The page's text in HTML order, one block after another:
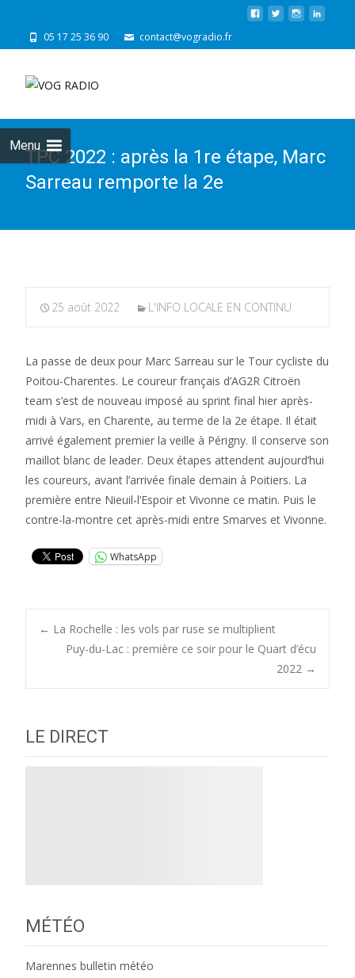
05 17 25 36 90 contact@vogradio.fr
Menu
TPC 2022 : après la 1re étape, Marc
Sarreau remporte la 2e
25 août 2022 L'INFO LOCALE EN CONTINU
La passe de deux pour Marc Sarreau sur le Tour cycliste du
Poitou-Charentes. Le coureur français d’AG2R Citroën
team s’est de nouveau imposé au sprint final hier après-
midi à Vars, en Charente, au terme de la 2e étape. Il était
arrivé également premier la veille à Périgny. Il conserve son
maillot blanc de leader. Deux étapes attendent aujourd’hui
les coureurs, avant l’arrivée finale demain à Poitiers. La
première entre Nieuil-l’Espoir et Vivonne ce matin. Puis le
contre-la-montre cet après-midi entre Smarves et Vivonne.
WhatsApp
Post
navigation
← La Rochelle : les vols par ruse se multiplient
Puy-du-Lac : première ce soir pour le Quart d’écu
2022 →
LE DIRECT
MÉTÉO
Marennes bulletin météo